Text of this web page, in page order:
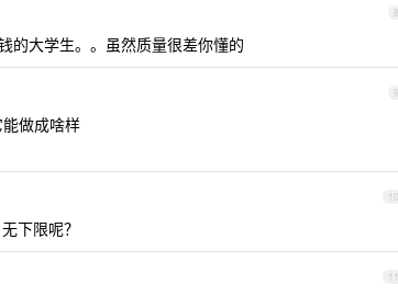
8
的大学生。。虽然质量很差你懂的
9
做成啥样
10
下限呢？
11